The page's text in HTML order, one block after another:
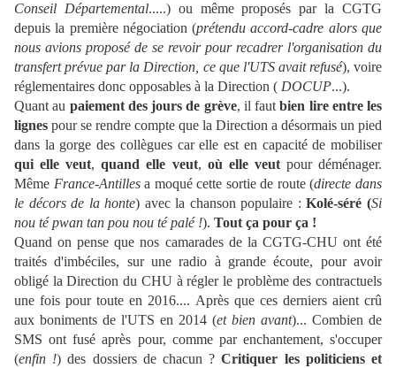
Conseil Départemental.....) ou même proposés par la CGTG
depuis la première négociation (prétendu accord-cadre alors que
nous avions proposé de se revoir pour recadrer l'organisation du
transfert prévue par la Direction, ce que l'UTS avait refusé), voire
réglementaires donc opposables à la Direction ( DOCUP...).
Quant au paiement des jours de grève, il fautbien lire entre les
lignes pour se rendre compte que la Direction a désormais un pied
dans la gorge des collègues car elle est en capacité de mobiliser
qui elle veut,quand elle veut, où elle veutpour déménager.
Même France-Antillesa moqué cette sortie de route (directe dans
le décors de la honte) avec la chanson populaire :Kolé-séré (Si
nou té pwan tan pou nou té palé !). Tout ça pour ça !
Quand on pense que nos camarades de la CGTG-CHU ont été
traités d'imbéciles, sur une radio à grande écoute, pour avoir
obligé la Direction du CHU à régler le problème des contractuels
une fois pour toute en 2016.... Après que ces derniers aient crû
aux boniments de l'UTS en 2014 (et bien avant)... Combien de
SMS ont fusé après pour, comme par enchantement, s'occuper
(enfin !) des dossiers de chacun ?Critiquer les politiciens et